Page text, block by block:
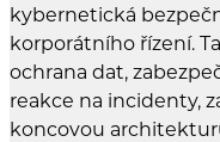
kybernetická
korporátního řízení.
ochrana dat,
reakce na incidenty,
koncovou